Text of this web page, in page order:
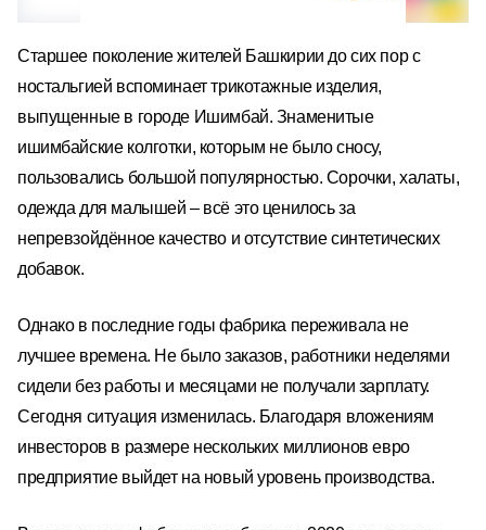
Старшее поколение жителей Башкирии до сих пор с
ностальгией вспоминает трикотажные изделия,
выпущенные в городе Ишимбай. Знаменитые
ишимбайские колготки, которым не было сносу,
пользовались большой популярностью. Сорочки, халаты,
одежда для малышей – всё это ценилось за
непревзойдённое качество и отсутствие синтетических
добавок.
Однако в последние годы фабрика переживала не
лучшее времена. Не было заказов, работники неделями
сидели без работы и месяцами не получали зарплату.
Сегодня ситуация изменилась. Благодаря вложениям
инвесторов в размере нескольких миллионов евро
предприятие выйдет на новый уровень производства.